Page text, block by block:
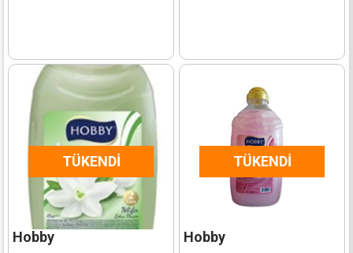
TÜKENDI
Hobby
TÜKENDI
Hobby